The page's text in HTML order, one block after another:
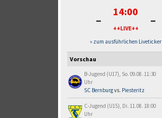
- 14:00
++LIVE++ -
» zum ausführlichen Liveticker
Vorschau
B-Jugend (U17), So. 09.08. 11:30
Uhr
SC Bernburgvs. Piesteritz
C-Jugend (U15), Di. 11.08. 18:00
Uhr